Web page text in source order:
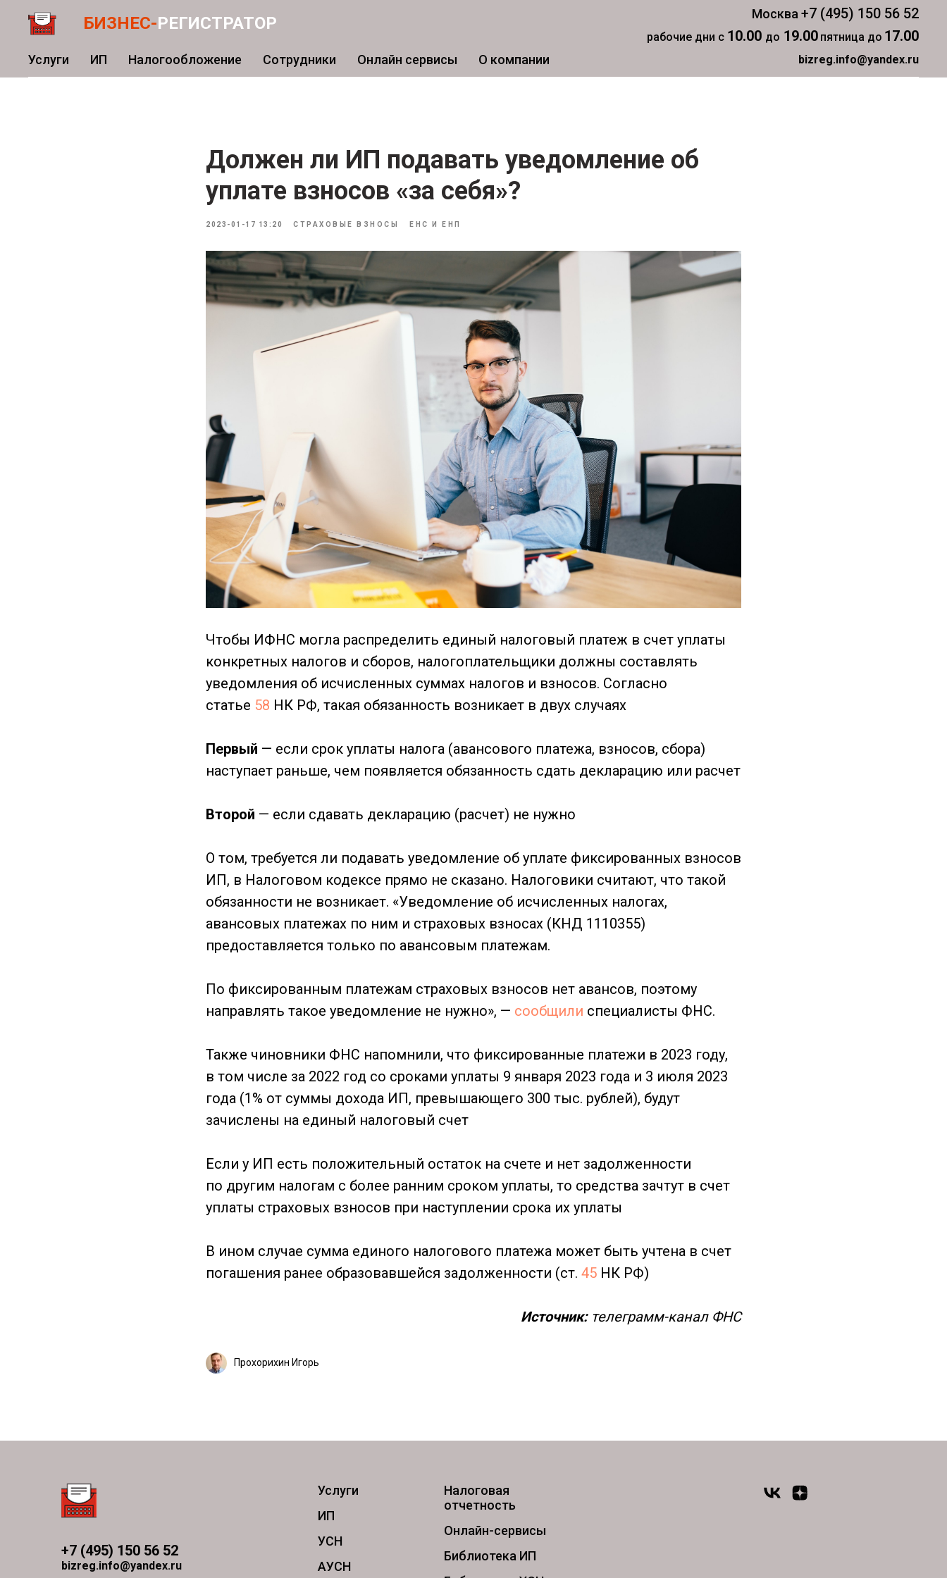
БИЗНЕС-РЕГИСТРАТОР Москва +7 (495) 150 56 52
рабочие дни с 10.00 до 19.00 пятница до 17.00
Услуги ИП Налогообложение Сотрудники Онлайн сервисы О компании bizreg.info@yandex.ru
Должен ли ИП подавать уведомление об
уплате взносов «за себя»?
2023-01-17 13:20 СТРАХОВЫЕ ВЗНОСЫ ЕНС И ЕНП
Чтобы ИФНС могла распределить единый налоговый платеж в счет уплаты
конкретных налогов и сборов, налогоплательщики должны составлять
уведомления об исчисленных суммах налогов и взносов. Согласно
статье 58 НК РФ, такая обязанность возникает в двух случаях
Первый — если срок уплаты налога (авансового платежа, взносов, сбора)
наступает раньше, чем появляется обязанность сдать декларацию или расчет
Второй — если сдавать декларацию (расчет) не нужно
О том, требуется ли подавать уведомление об уплате фиксированных взносов
ИП, в Налоговом кодексе прямо не сказано. Налоговики считают, что такой
обязанности не возникает. «Уведомление об исчисленных налогах,
авансовых платежах по ним и страховых взносах (КНД 1110355)
предоставляется только по авансовым платежам.
По фиксированным платежам страховых взносов нет авансов, поэтому
направлять такое уведомление не нужно», — сообщили специалисты ФНС.
Также чиновники ФНС напомнили, что фиксированные платежи в 2023 году,
в том числе за 2022 год со сроками уплаты 9 января 2023 года и 3 июля 2023
года (1% от суммы дохода ИП, превышающего 300 тыс. рублей), будут
зачислены на единый налоговый счет
Если у ИП есть положительный остаток на счете и нет задолженности
по другим налогам с более ранним сроком уплаты, то средства зачтут в счет
уплаты страховых взносов при наступлении срока их уплаты
В ином случае сумма единого налогового платежа может быть учтена в счет
погашения ранее образовавшейся задолженности (ст. 45 НК РФ)
Источник: телеграмм-канал ФНС
Прохорихин Игорь
+7 (495) 150 56 52
bizreg.info@yandex.ru
Услуги
ИП
УСН
АУСН
Налоговая
отчетность
Онлайн-сервисы
Библиотека ИП